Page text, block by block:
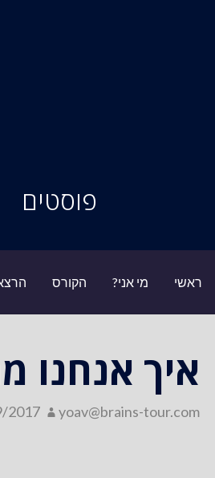
פוסטים
ראשי מי אני? הקורס
איך אנחנו
2017 yoav@brains-tour.com